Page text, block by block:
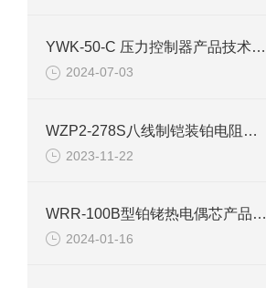
YWK-50-C 压力控制器产品技术参数
2024-07-03
WZP2-278S八线制铠装铂电阻产品介绍
2023-11-22
WRR-100B型铂铑热电偶芯产品介绍
2024-01-16